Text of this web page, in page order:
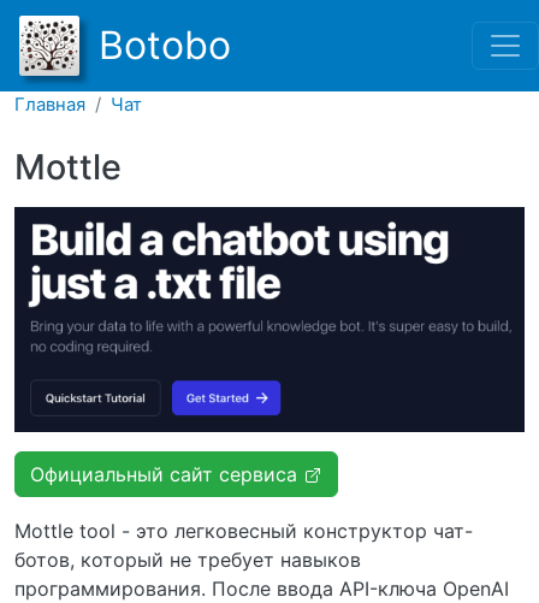
Перейти к основному
Botobo
Главная Чат
Mottle
Официальный сайт сервиса
Mottle tool - это легковесный конструктор чат-
ботов, который не требует навыков
программирования. После ввода API-ключа OpenAI